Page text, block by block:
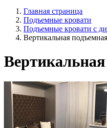
Главная страница
Подъемные кровати
Подъемные кровати с
Вертикальная